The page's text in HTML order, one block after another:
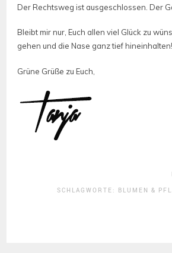
Der Rechtsweg ist ausgeschlossen. Der
Bleibt mir nur, Euch allen viel Glück zu
gehen und die Nase ganz tief hineinhalten!
Grüne Grüße zu Euch,
SCHLAGWORTE: BLUMEN &